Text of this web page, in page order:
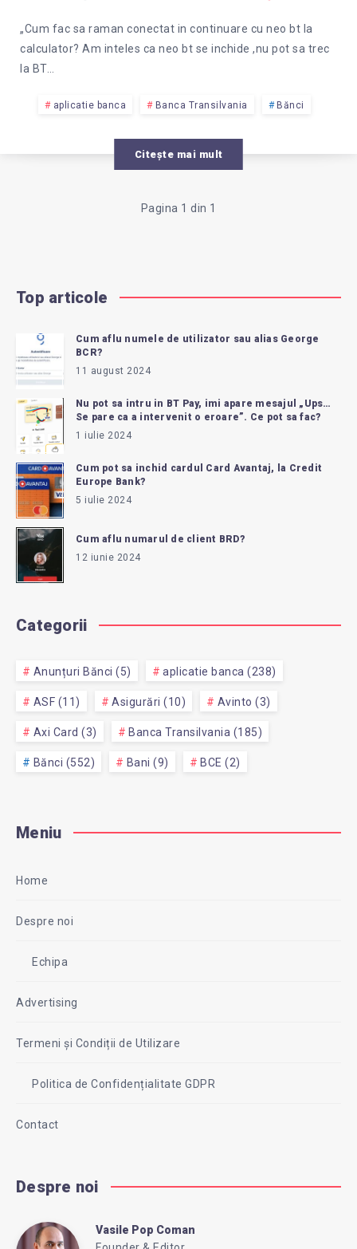
RAMÂN
CONECTAT
CU
APLICAȚIA
CALCULATOR,
NU
PE
TELEFON?
„Cum fac sa raman conectat in continuare cu neo bt la
calculator? Am inteles ca neo bt se inchide ,nu pot sa trec
la BT…
aplicatie banca Banca Transilvania Bănci
Citește mai mult
Pagina 1 din 1
Top articole
Cum aflu numele de utilizator sau alias George
BCR?
11 august 2024
Nu pot sa intru in BT Pay, imi apare mesajul „Ups…
Se pare ca a intervenit o eroare”. Ce pot sa fac?
1 iulie 2024
Cum pot sa inchid cardul Card Avantaj, la Credit
Europe Bank?
5 iulie 2024
Cum aflu numarul de client BRD?
12 iunie 2024
Categorii
Anunțuri Bănci (5) aplicatie banca (238)
ASF (11) Asigurări (10) Avinto (3)
Axi Card (3) Banca Transilvania (185)
Bănci (552) Bani (9) BCE (2)
Meniu
Home
Despre noi
Echipa
Advertising
Termeni și Condiții de Utilizare
Politica de Confidențialitate GDPR
Contact
Despre noi
Vasile Pop Coman